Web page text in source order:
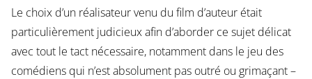
Le choix d’un réalisateur venu du film d’auteur était
particulièrement judicieux afin d’aborder ce sujet délicat
avec tout le tact nécessaire, notamment dans le jeu des
comédiens qui n’est absolument pas outré ou grimaçant –